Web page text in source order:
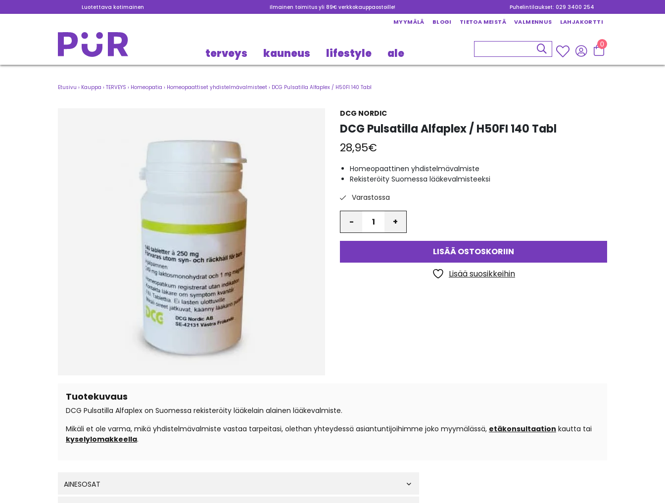
Luotettava kotimainen Ilmainen toimitus yli 89€ verkkokauppaostoille! Puhelintilaukset: 029 3400 254
MYYMÄLÄ BLOGI TIETOA MEISTÄ VALMENNUS LAHJAKORTTI
terveys kauneus lifestyle ale
0
Etusivu › Kauppa › TERVEYS › Homeopatia › Homeopaattiset yhdistelmävalmisteet › DCG Pulsatilla Alfaplex / H50FI 140 Tabl
DCG NORDIC
DCG Pulsatilla Alfaplex / H50FI 140 Tabl
28,95€
Homeopaattinen yhdistelmävalmiste
Rekisteröity Suomessa lääkevalmisteeksi
Varastossa
LISÄÄ OSTOSKORIIN
Lisää suosikkeihin
Tuotekuvaus
DCG Pulsatilla Alfaplex on Suomessa rekisteröity lääkelain alainen lääkevalmiste.
Mikäli et ole varma, mikä yhdistelmävalmiste vastaa tarpeitasi, olethan yhteydessä asiantuntijoihimme joko myymälässä, etäkonsultaation kautta tai
kyselylomakkeella.
AINESOSAT